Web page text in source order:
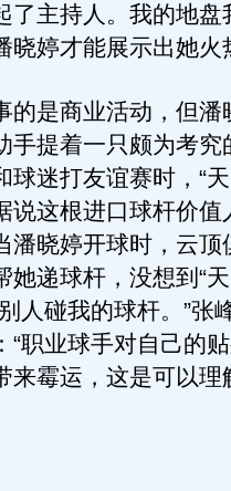
了主持人。我的地盘
晓婷才能展示出她火
是商业活动，但潘
手提着一只颇为考究
迷打友谊赛时，“
说这根进口球杆价值
潘晓婷开球时，云顶
递球杆，没想到“
人碰我的球杆。”张
“职业球手对自己的
来霉运，这是可以理